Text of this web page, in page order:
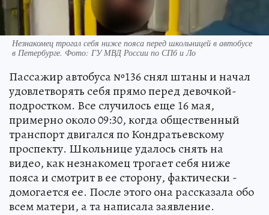
Незнакомец трогал себя ниже пояса перед школьницей в автобусе
в Петербурге. Фото: ГУ МВД России по СПб и Ло
Пассажир автобуса №136 снял штаны и начал
удовлетворять себя прямо перед девочкой-
подростком. Все случилось еще 16 мая,
примерно около 09:30, когда общественный
транспорт двигался по Кондратьевскому
проспекту. Школьнице удалось снять на
видео, как незнакомец трогает себя ниже
пояса и смотрит в ее сторону, фактически -
домогается ее. После этого она рассказала обо
всем матери, а та написала заявление.